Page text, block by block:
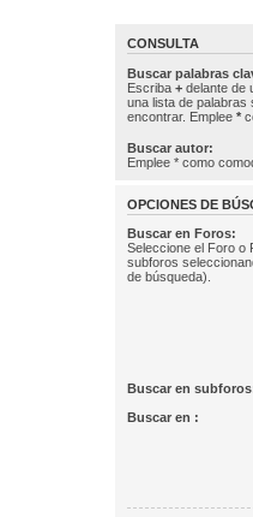
CONSULTA
Buscar palabras
Escriba + delante de
una lista de palabras
encontrar. Emplee *
Buscar autor:
Emplee * como
OPCIONES DE
Buscar en Foros:
Seleccione el Foro o
subforos
de búsqueda).
Buscar en
Buscar en :